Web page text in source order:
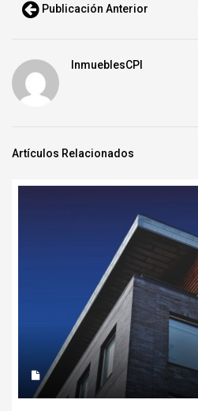
Publicación Anterior
InmueblesCPI
Artículos Relacionados